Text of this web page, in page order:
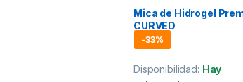
Mica de Hidrogel
CURVED
-33%
Disponibilidad: Hay